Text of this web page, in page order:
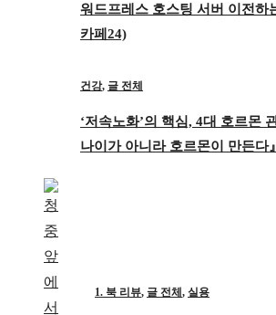
워드프레스 호스팅 서버 이전하
카페24)
건강, 글 전체
‘저속노화’의 핵심, 4대 호르몬
나이가 아니라 호르몬이 만든다
1. 북 리뷰, 글 전체, 실용